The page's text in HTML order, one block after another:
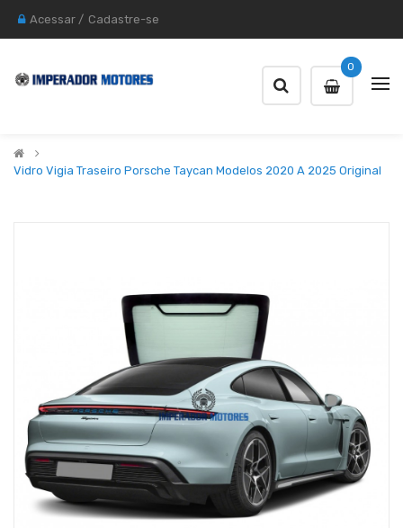
Acessar / Cadastre-se
0
Vidro Vigia Traseiro Porsche Taycan Modelos 2020 A 2025 Original